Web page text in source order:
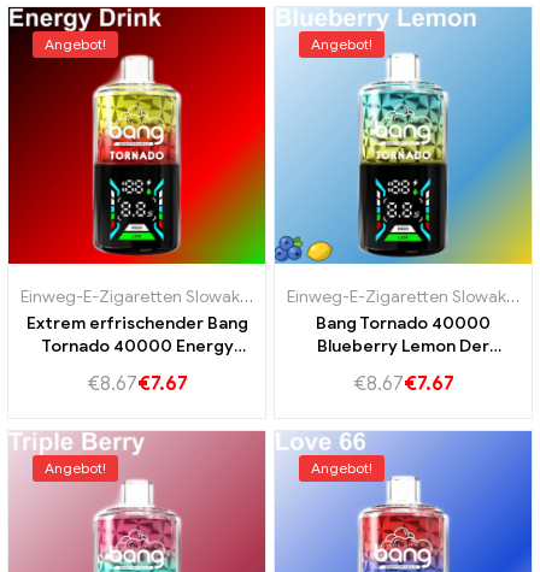
Angebot!
Einweg-E-Zigaretten Slowakei Einweg-E-Zigaretten Slowenien,
Extrem erfrischender Bang
Tornado 40000 Energy
Geschmack
€8.67€7.67
Angebot!
Einweg-E-Zigaretten Slowakei
Bang Tornado 40000
Blueberry Lemon Der
und Zitrone
€8.67€7.67
Angebot! Angebot!